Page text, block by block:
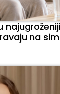
na